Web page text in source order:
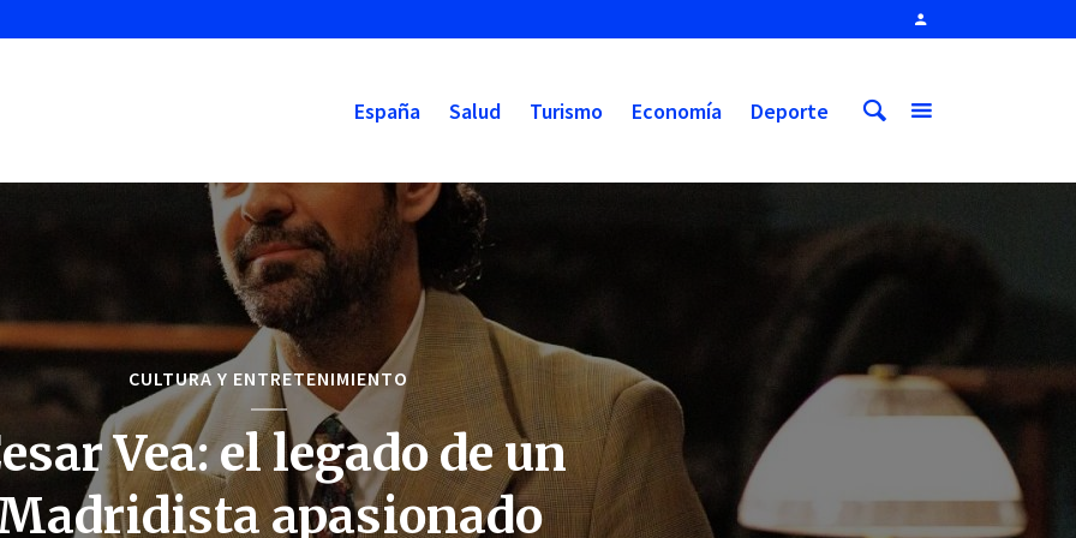
España Salud Turismo Economía Deporte
CULTURA Y ENTRETENIMIENTO
Vea: el legado de un
apasionado